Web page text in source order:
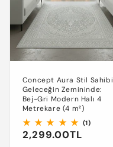
Concept Aura Stil Sahibi
Geleceğin Zemininde:
Bej-Gri Modern Halı 4
Metrekare (4 m²)
(1)1
Normal
2,299.00TL